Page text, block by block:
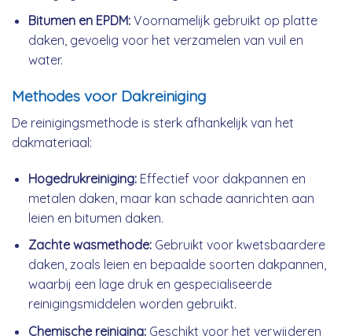
Bitumen en EPDM:Voornamelijk gebruikt op platte
daken, gevoelig voor het verzamelen van vuil en
water.
Methodes voor Dakreiniging
De reinigingsmethode is sterk afhankelijk van het
dakmateriaal:
Hogedrukreiniging:Effectief voor dakpannen en
metalen daken, maar kan schade aanrichten aan
leien en bitumen daken.
Zachte wasmethode:Gebruikt voor kwetsbaardere
daken, zoals leien en bepaalde soorten dakpannen,
waarbij een lage druk en gespecialiseerde
reinigingsmiddelen worden gebruikt.
Chemische reiniging:Geschikt voor het verwijderen